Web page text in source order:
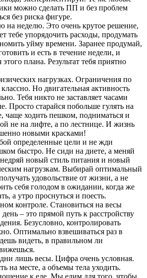
можно сделать ПП и без проблем
без риска фигуре.
на неделю. Это очень крутое решение,
тебе упорядочить расходы, продумать
уйму времени. Заранее продумай,
и есть в течение недели, и
плана. Результат тебя приятно
нагрузках. Ограничения по
Но двигательная активность
Тебя никто не заставляет часами
Просто старайся побольше гулять на
чаще ходить пешком, подниматься и
не на лифте, а по лестнице. И жизнь
новыми красками!
определенные цели и не жди
быстро. Не сиди на диете, а меняй
новый стиль питания и новый
нагрузкам. Выбирай оптимальный
удовольствие от жизни, а не
себя голодом в ожидании, когда же
а утро проснуться и поесть.
контроле. Становиться на весы
день – это прямой путь к расстройству
Безусловно, контролировать
Оптимально взвешиваться раз в
видеть, в правильном ли
лишь весы. Цифра очень условная.
на месте, а объемы тела уходить.
к еде. Мы едим для того, чтобы